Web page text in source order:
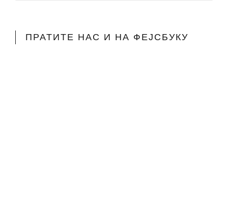
ПРАТИТЕ НАС И НА ФЕЈСБУКУ